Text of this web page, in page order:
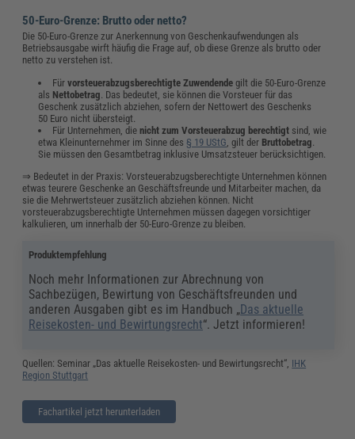
50-Euro-Grenze: Brutto oder netto?
Die 50-Euro-Grenze zur Anerkennung von Geschenkaufwendungen als
Betriebsausgabe wirft häufig die Frage auf, ob diese Grenze als brutto oder
netto zu verstehen ist.
Für vorsteuerabzugsberechtigte Zuwendende gilt die 50-Euro-Grenze
als Nettobetrag. Das bedeutet, sie können die Vorsteuer für das
Geschenk zusätzlich abziehen, sofern der Nettowert des Geschenks
50 Euro nicht übersteigt.
Für Unternehmen, die nicht zum Vorsteuerabzug berechtigt sind, wie
etwa Kleinunternehmer im Sinne des § 19 UStG, gilt der Bruttobetrag.
Sie müssen den Gesamtbetrag inklusive Umsatzsteuer berücksichtigen.
⇒ Bedeutet in der Praxis: Vorsteuerabzugsberechtigte Unternehmen können
etwas teurere Geschenke an Geschäftsfreunde und Mitarbeiter machen, da
sie die Mehrwertsteuer zusätzlich abziehen können. Nicht
vorsteuerabzugsberechtigte Unternehmen müssen dagegen vorsichtiger
kalkulieren, um innerhalb der 50-Euro-Grenze zu bleiben.
Produktempfehlung
Noch mehr Informationen zur Abrechnung von
Sachbezügen, Bewirtung von Geschäftsfreunden und
anderen Ausgaben gibt es im Handbuch „Das aktuelle
Reisekosten- und Bewirtungsrecht“. Jetzt informieren!
Quellen: Seminar „Das aktuelle Reisekosten- und Bewirtungsrecht“, IHK
Region Stuttgart
Fachartikel jetzt herunterladen